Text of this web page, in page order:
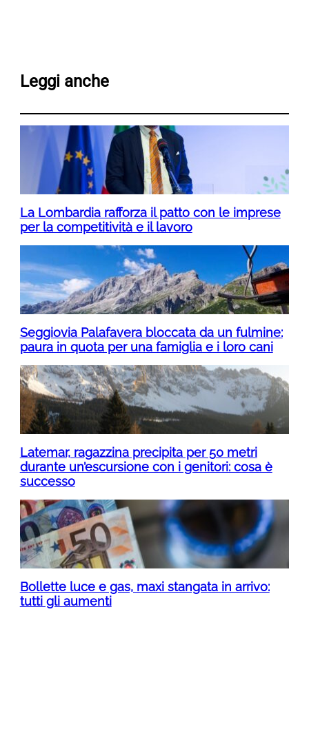
Leggi anche
La Lombardia rafforza il patto con le imprese
per la competitività e il lavoro
Seggiovia Palafavera bloccata da un fulmine:
paura in quota per una famiglia e i loro cani
Latemar, ragazzina precipita per 50 metri
durante un’escursione con i genitori: cosa è
successo
Bollette luce e gas, maxi stangata in arrivo:
tutti gli aumenti